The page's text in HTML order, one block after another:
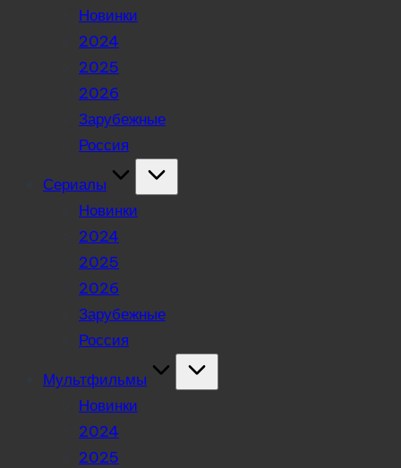
Новинки
2024
2025
2026
Зарубежные
Россия
Сериалы
Новинки
2024
2025
2026
Зарубежные
Россия
Мультфильмы
Новинки
2024
2025